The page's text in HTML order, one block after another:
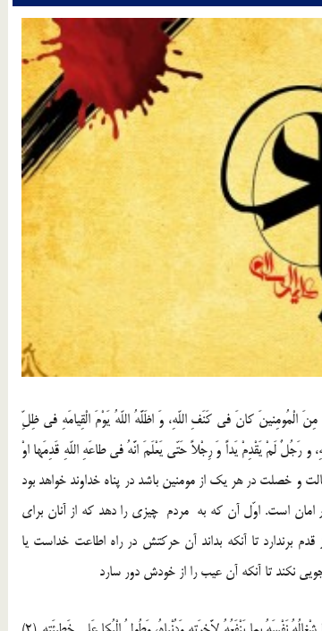
الْمُومِنینَ کانَ فی کَنَفِ اللّهِ، وَ اظَلَّهُ اللّهُ یَوْمَ الْقِیامَهِ فی ظِلِّ
رَجُلٌ لَمْ یَقْدِمْ یَداً وَ رِجْلاً حَتّی یَعْلَمَ انَّهُ فی طاعَهِ اللّهِ ‏قَدِمَها اوْ
لَمْ یَعِبْ اخاهُ بِعَیْبٍ حَتّی یَتْرُکَ ذلکَ الْعِیْبَ مِنْ نَفْسِهِ.(1) سه حالت و خصلت در هر یک از مومنین باشد در پناه خداوند خواهد بود
است. اوّل آن که به مردم چیزی را دهد که از آنان برای
برندارد تا آنکه بداند آن حرکتش در راه اطاعت خداست یا
نکند تا آنکه آن عیب را از خودش دور سارد